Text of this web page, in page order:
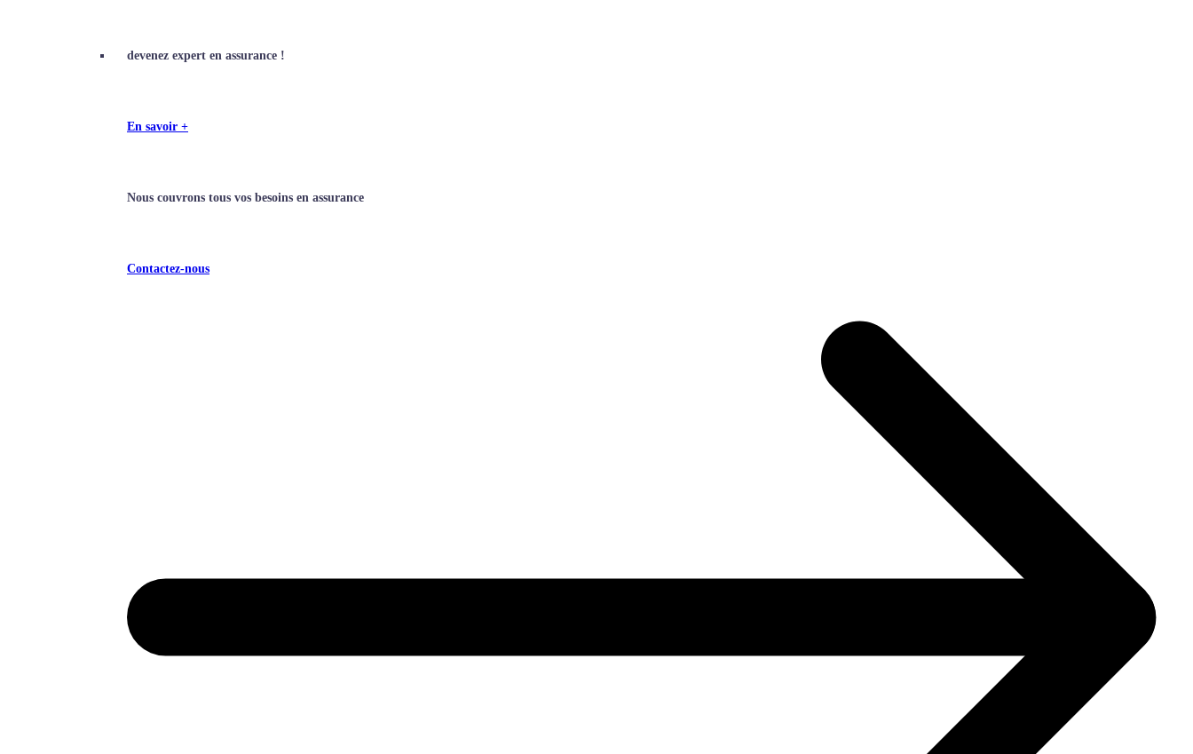
devenez expert en assurance !
En savoir +
Nous couvrons tous vos besoins en assurance
Contactez-nous